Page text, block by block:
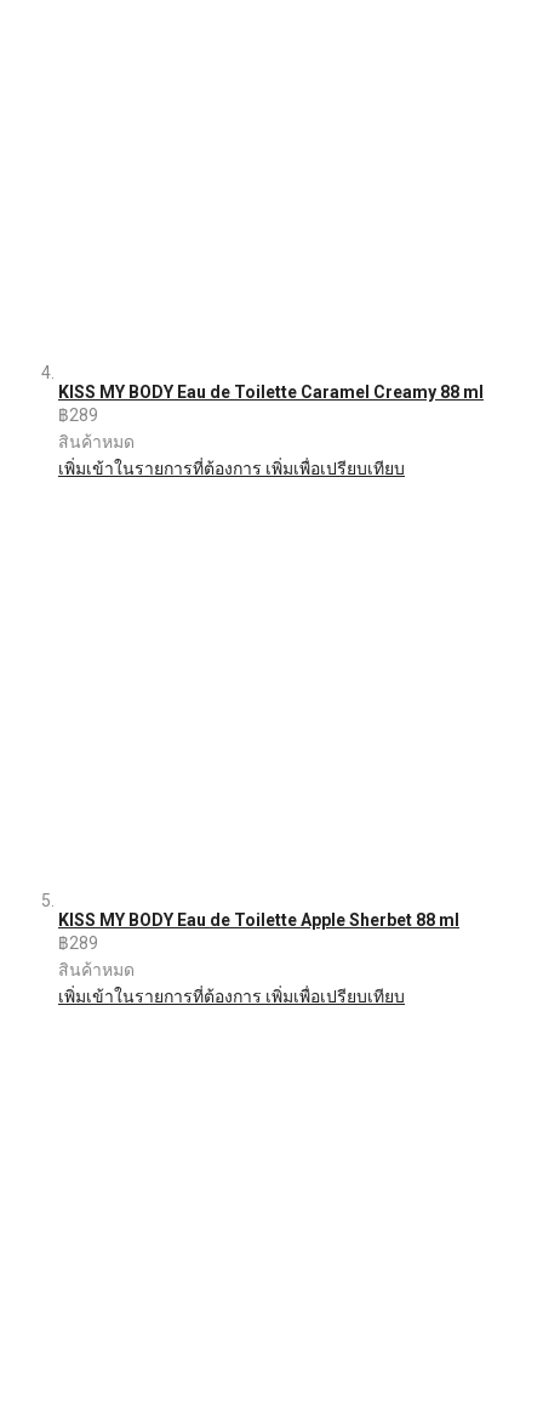
KISS MY BODY Eau de Toilette Caramel Creamy 88 ml
฿289
สินค้าหมด
เพิ่มเข้าในรายการที่ต้องการ เพิ่มเพื่อเปรียบเทียบ
KISS MY BODY Eau de Toilette Apple Sherbet 88 ml
฿289
สินค้าหมด
เพิ่มเข้าในรายการที่ต้องการ เพิ่มเพื่อเปรียบเทียบ